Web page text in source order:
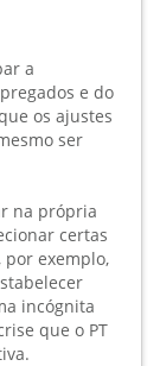
a
e do
os ajustes
ser
na própria
certas
exemplo,
incógnita
que o PT